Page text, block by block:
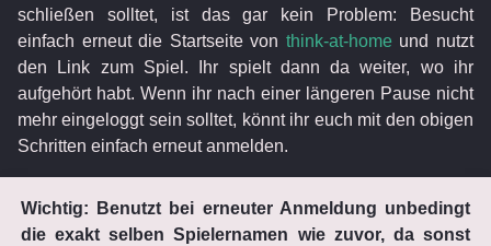
schließen solltet, ist das gar kein Problem: Besucht
einfach erneut die Startseite von think-at-home und nutzt
den Link zum Spiel. Ihr spielt dann da weiter, wo ihr
aufgehört habt. Wenn ihr nach einer längeren Pause nicht
mehr eingeloggt sein solltet, könnt ihr euch mit den obigen
Schritten einfach erneut anmelden.
Wichtig: Benutzt bei erneuter Anmeldung unbedingt
die exakt selben Spielernamen wie zuvor, da sonst